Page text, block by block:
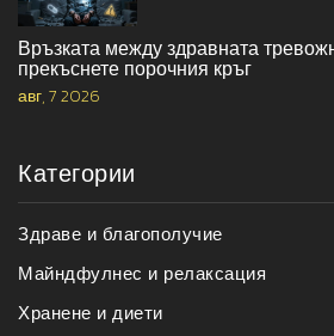
Връзката между здравната
прекъснете порочния кръг
авг, 7 2026
Категории
Здраве и благополучие
Майндфулнес и релаксация
Хранене и диети